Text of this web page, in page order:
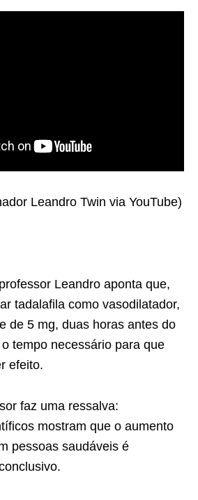
Leandro Twin via YouTube)
Leandro aponta que,
tadalafila como vasodilatador,
de 5 mg, duas horas antes do
tempo necessário para que
efeito.
faz uma ressalva:
mostram que o aumento
pessoas saudáveis é